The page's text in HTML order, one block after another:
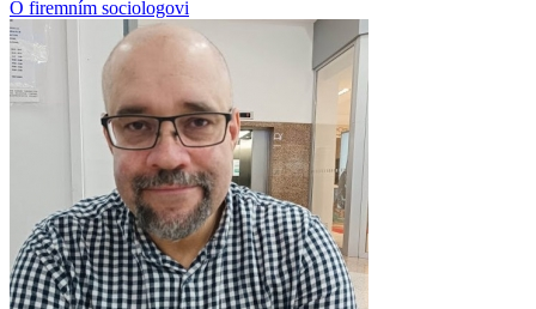
O firemním sociologovi